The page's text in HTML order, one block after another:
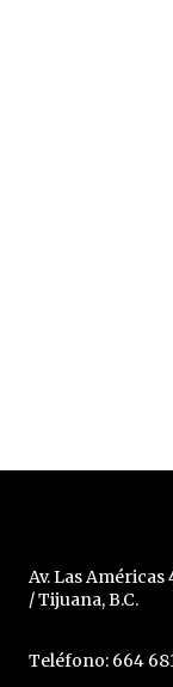
Av. Las Américas
/ Tijuana, B.C.
Teléfono: 664